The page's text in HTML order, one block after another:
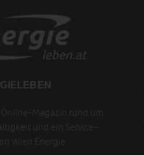
Magazin rund um
und ein Service-
Wien Energie.